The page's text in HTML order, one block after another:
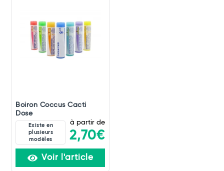
Boiron Coccus Cacti
Dose
Existe en
plusieurs
modèles
à partir de
2,70€
Voir l'article